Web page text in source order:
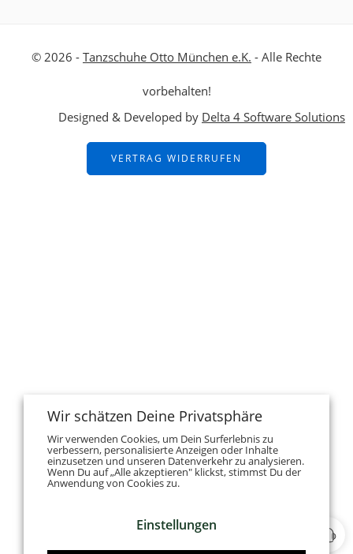
© 2026 - Tanzschuhe Otto München e.K. - Alle Rechte
vorbehalten!
Designed & Developed by Delta 4 Software Solutions
VERTRAG WIDERRUFEN
Wir schätzen Deine Privatsphäre
Wir verwenden Cookies, um Dein Surferlebnis zu
verbessern, personalisierte Anzeigen oder Inhalte
einzusetzen und unseren Datenverkehr zu analysieren.
Wenn Du auf „Alle akzeptieren" klickst, stimmst Du der
Anwendung von Cookies zu.
Einstellungen